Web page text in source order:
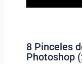
8 Pinceles
Photoshop